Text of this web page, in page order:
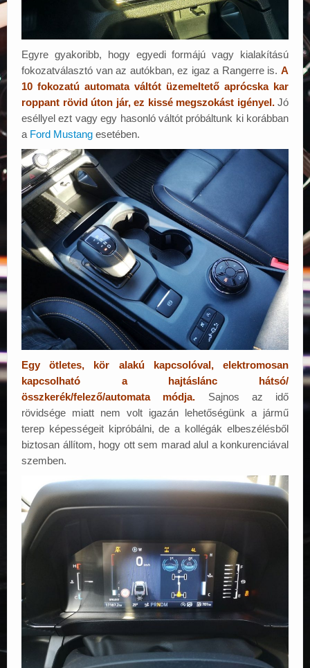
Egyre gyakoribb, hogy egyedi formájú vagy kialakítású
fokozatválasztó van az autókban, ez igaz a Rangerre is. A
10 fokozatú automata váltót üzemeltető aprócska kar
roppant rövid úton jár, ez kissé megszokást igényel.Jó
eséllyel ezt vagy egy hasonló váltót próbáltunk ki korábban
a Ford Mustang esetében.
Egy ötletes, kör alakú kapcsolóval, elektromosan
kapcsolható a hajtáslánc hátsó/
összkerék/felező/automata módja. Sajnos az idő
rövidsége miatt nem volt igazán lehetőségünk a jármű
terep képességeit kipróbálni, de a kollégák elbeszélésből
biztosan állítom, hogy ott sem marad alul a konkurenciával
szemben.